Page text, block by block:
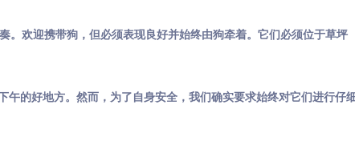
欢迎携带狗，但必须表现良好并始终由狗牵着。它们必须位于草坪
午的好地方。然而，为了自身安全，我们确实要求始终对它们进行仔